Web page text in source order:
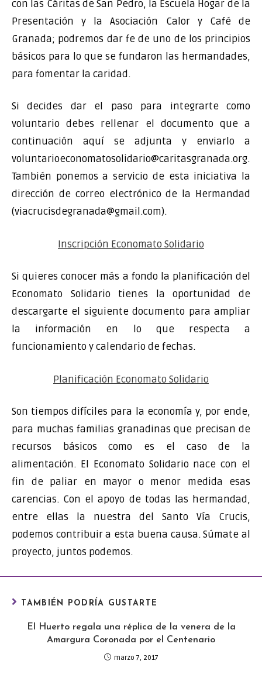
con las Cáritas de San Pedro, la Escuela Hogar de la
Presentación y la Asociación Calor y Café de
Granada; podremos dar fe de uno de los principios
básicos para lo que se fundaron las hermandades,
para fomentar la caridad.
Si decides dar el paso para integrarte como
voluntario debes rellenar el documento que a
continuación aquí se adjunta y enviarlo a
voluntarioeconomatosolidario@caritasgranada.org.
También ponemos a servicio de esta iniciativa la
dirección de correo electrónico de la Hermandad
(viacrucisdegranada@gmail.com).
Inscripción Economato Solidario
Si quieres conocer más a fondo la planificación del
Economato Solidario tienes la oportunidad de
descargarte el siguiente documento para ampliar
la información en lo que respecta a
funcionamiento y calendario de fechas.
Planificación Economato Solidario
Son tiempos difíciles para la economía y, por ende,
para muchas familias granadinas que precisan de
recursos básicos como es el caso de la
alimentación. El Economato Solidario nace con el
fin de paliar en mayor o menor medida esas
carencias. Con el apoyo de todas las hermandad,
entre ellas la nuestra del Santo Vía Crucis,
podemos contribuir a esta buena causa. Súmate al
proyecto, juntos podemos.
TAMBIÉN PODRÍA GUSTARTE
El Huerto regala una réplica de la venera de la
Amargura Coronada por el Centenario
marzo 7, 2017